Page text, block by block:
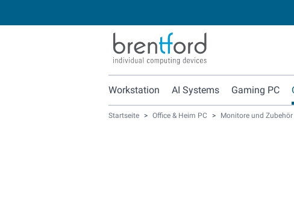
Workstation AI Systems Gaming PC
Startseite > Office & Heim PC > Monitore und Zubehör